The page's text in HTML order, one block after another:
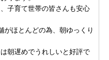
子育て世帯の皆さんも安心
がほとんどの為、朝ゆっくり
朝遅めでうれしいと好評で